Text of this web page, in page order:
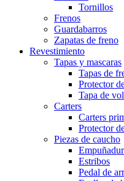
Tornillos
Frenos
Guardabarros
Zapatas de freno
Revestimiento
Tapas y mascaras
Tapas de
Protector
Tapa de
Carters
Carters
Protector
Piezas de caucho
Estribos
Pedal de